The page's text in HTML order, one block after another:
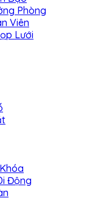
Phòng
Viên
Lưới
Động